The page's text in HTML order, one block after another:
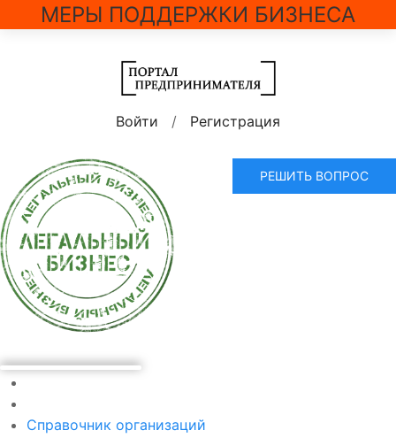
МЕРЫ ПОДДЕРЖКИ БИЗНЕСА
Войти / Регистрация
РЕШИТЬ ВОПРОС
Справочник организаций